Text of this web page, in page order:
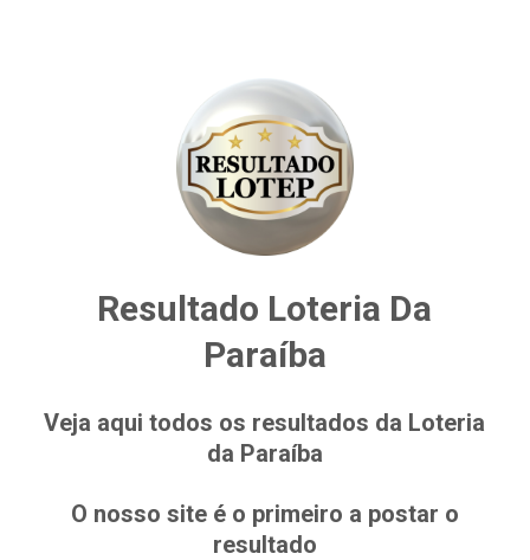
Resultado Loteria Da
Paraíba
Veja aqui todos os resultados da Loteria
da Paraíba
O nosso site é o primeiro a postar o
resultado